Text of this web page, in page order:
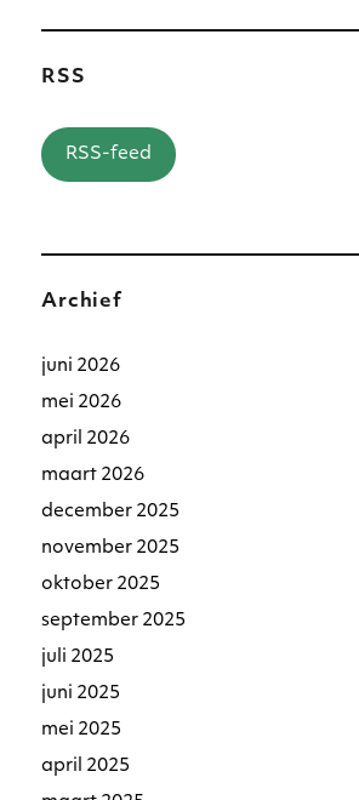
RSS
RSS-feed
Archief
juni 2026
mei 2026
april 2026
maart 2026
december 2025
november 2025
oktober 2025
september 2025
juli 2025
juni 2025
mei 2025
april 2025